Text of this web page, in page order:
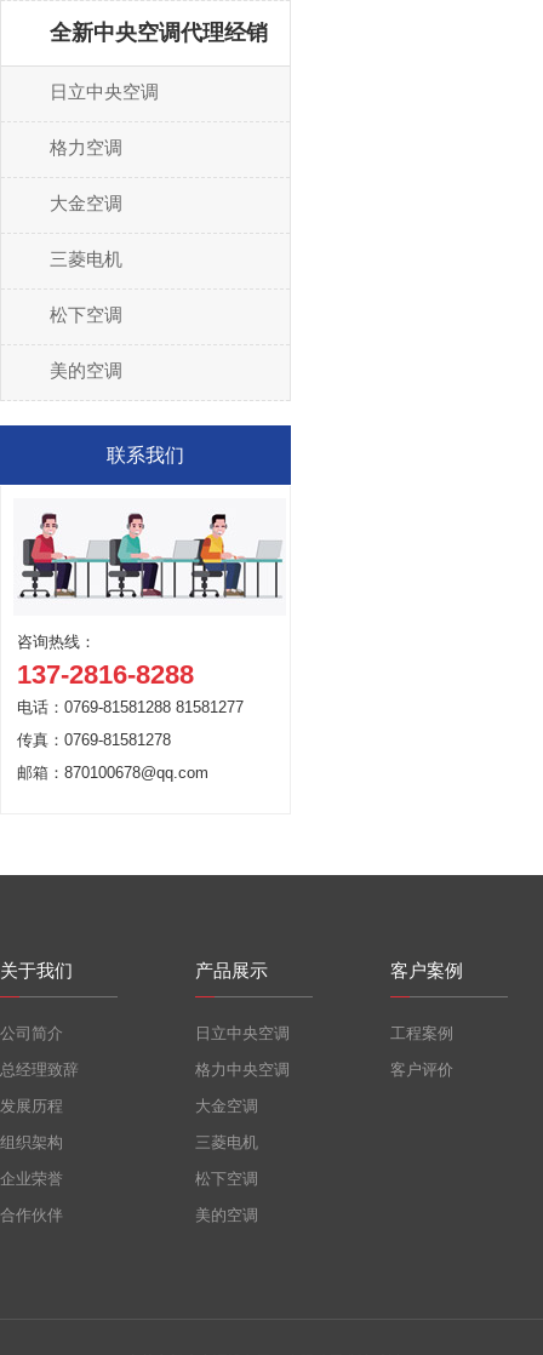
全新中央空调代理经销
日立中央空调
格力空调
大金空调
三菱电机
松下空调
美的空调
联系我们
咨询热线：
137-2816-8288
电话：0769-81581288 81581277
传真：0769-81581278
邮箱：870100678@qq.com
关于我们
公司简介
总经理致辞
发展历程
组织架构
企业荣誉
合作伙伴
产品展示
日立中央空调
格力中央空调
大金空调
三菱电机
松下空调
美的空调
客户案例
工程案例
客户评价